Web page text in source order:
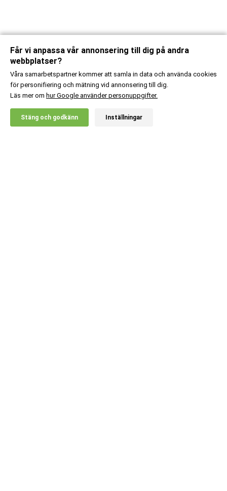
20% RABATT!
X
Får vi anpassa vår annonsering till dig på andra
webbplatser?
Våra samarbetspartner kommer att samla in data och använda cookies
för personifiering och mätning vid annonsering till dig.
Läs mer om hur Google använder personuppgifter.
Stäng och godkänn Inställningar